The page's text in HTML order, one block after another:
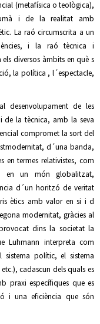
(metafísica o teològica),
i de la realitat amb
La raó circumscrita a un
i la raó tècnica i
diversos àmbits en què s
la política , l´espectacle,
desenvolupament de les
de la tècnica, amb la seva
compromet la sort del
d´una banda,
en termes relativistes, com
en un món globalitzat,
d´un horitzó de veritat
ètics amb valor en si i d
modernitat, gràcies al
dins la societat la
Luhmann interpreta com
sistema polític, el sistema
cadascun dels quals es
praxi específiques que es
i una eficiència que són